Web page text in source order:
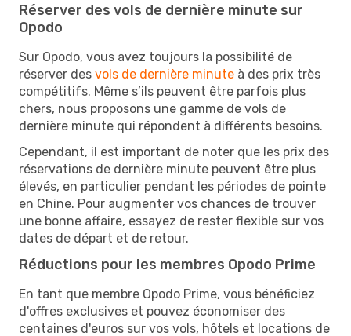
Réserver des vols de dernière minute sur
Opodo
Sur Opodo, vous avez toujours la possibilité de
réserver des vols de dernière minute à des prix très
compétitifs. Même s’ils peuvent être parfois plus
chers, nous proposons une gamme de vols de
dernière minute qui répondent à différents besoins.
Cependant, il est important de noter que les prix des
réservations de dernière minute peuvent être plus
élevés, en particulier pendant les périodes de pointe
en Chine. Pour augmenter vos chances de trouver
une bonne affaire, essayez de rester flexible sur vos
dates de départ et de retour.
Réductions pour les membres Opodo Prime
En tant que membre Opodo Prime, vous bénéficiez
d'offres exclusives et pouvez économiser des
centaines d'euros sur vos vols, hôtels et locations de